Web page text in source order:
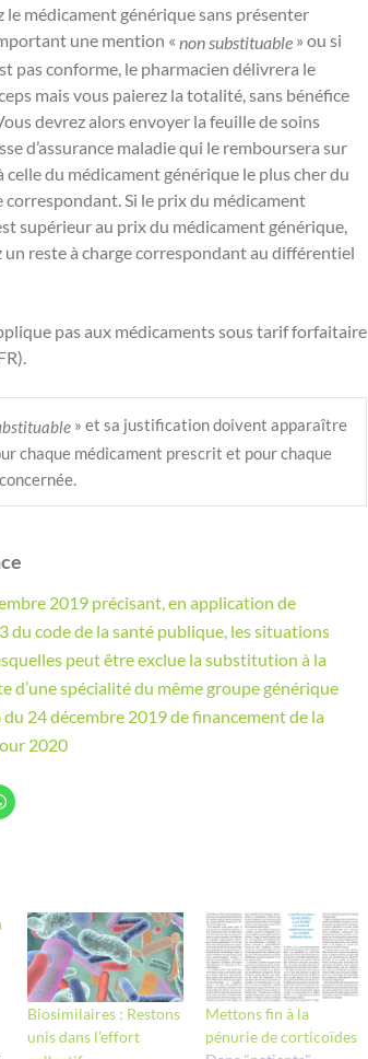
le médicament générique sans présenter
une mention « non substituable » ou si
pas conforme, le pharmacien délivrera le
mais vous paierez la totalité, sans bénéfice
devrez alors envoyer la feuille de soins
d’assurance maladie qui le remboursera sur
celle du médicament générique le plus cher du
correspondant. Si le prix du médicament
supérieur au prix du médicament générique,
reste à charge correspondant au différentiel
pas aux médicaments sous tarif forfaitaire
» et sa justification doivent apparaître
chaque médicament prescrit et pour chaque
2019 précisant, en application de
du code de la santé publique, les situations
peut être exclue la substitution à la
d’une spécialité du même groupe générique
24 décembre 2019 de financement de la
2020
Biosimilaires : Restons
unis dans l’effort
Mettons fin à la
pénurie de corticoïdes